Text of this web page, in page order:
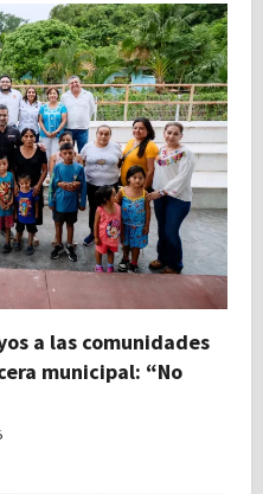
a las comunidades
municipal: “No